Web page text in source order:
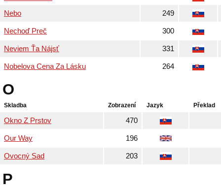
Nebo
249
Nechoď Preč 300
Neviem Ťa Nájsť 331
Nobelova Cena Za Lásku 264
O
Skladba Zobrazení Jazyk Překlad
Okno Z Prstov 470
Our Way 196
Ovocný Sad 203
P